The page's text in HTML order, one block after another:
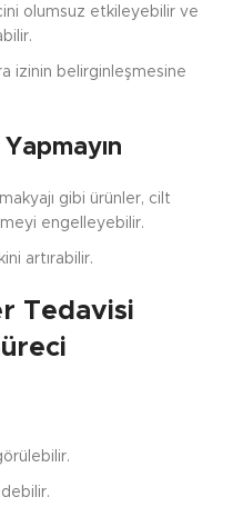
olumsuz etkileyebilir ve
izinin belirginleşmesine
gibi ürünler, cilt
engelleyebilir.
artırabilir.
Tedavisi